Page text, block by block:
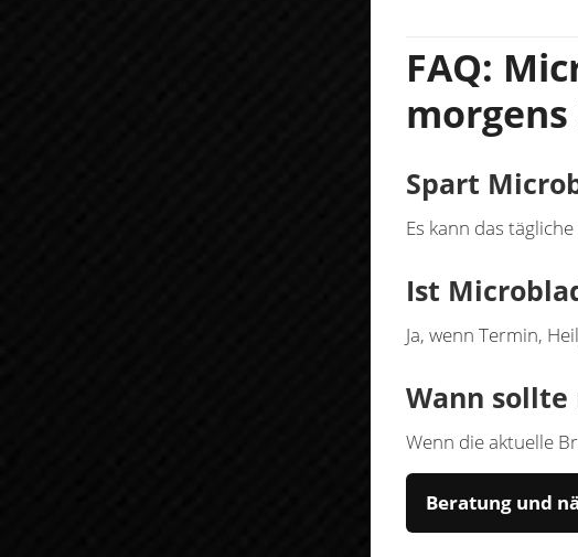
FAQ:
Spart
Es kann das
Ist
Ja, wenn Termin,
Wann
Wenn die aktuelle
Beratung und